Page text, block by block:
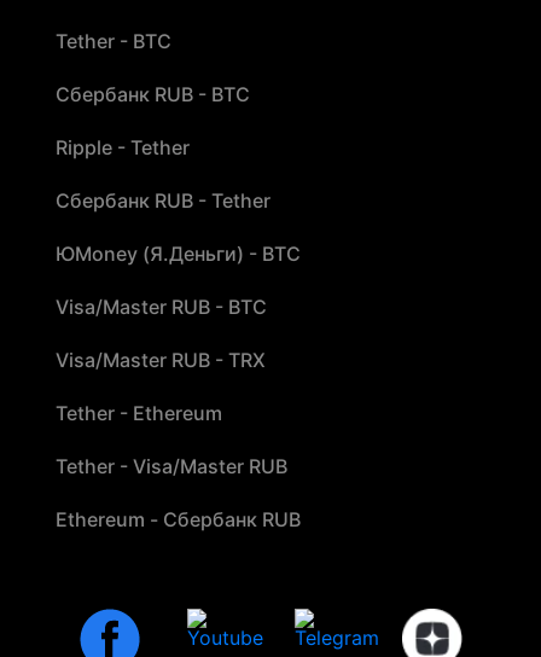
Tether - BTC
Сбербанк RUB - BTC
Ripple - Tether
Сбербанк RUB - Tether
ЮMoney (Я.Деньги) - BTC
Visa/Master RUB - BTC
Visa/Master RUB - TRX
Tether - Ethereum
Tether - Visa/Master RUB
Ethereum - Сбербанк RUB